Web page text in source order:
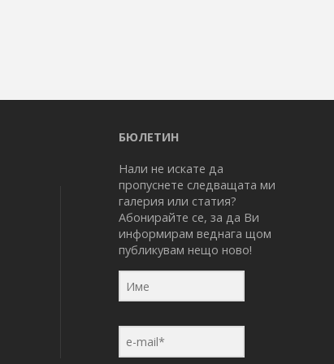
БЮЛЕТИН
Нали не искате да
пропуснете следващата ми
галерия или статия?
Абонирайте се, за да Ви
информирам веднага щом
публикувам нещо ново!